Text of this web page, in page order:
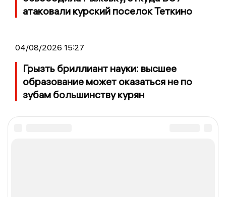
атаковали курский поселок Теткино
04/08/2026 15:27
Грызть бриллиант науки: высшее
образование может оказаться не по
зубам большинству курян